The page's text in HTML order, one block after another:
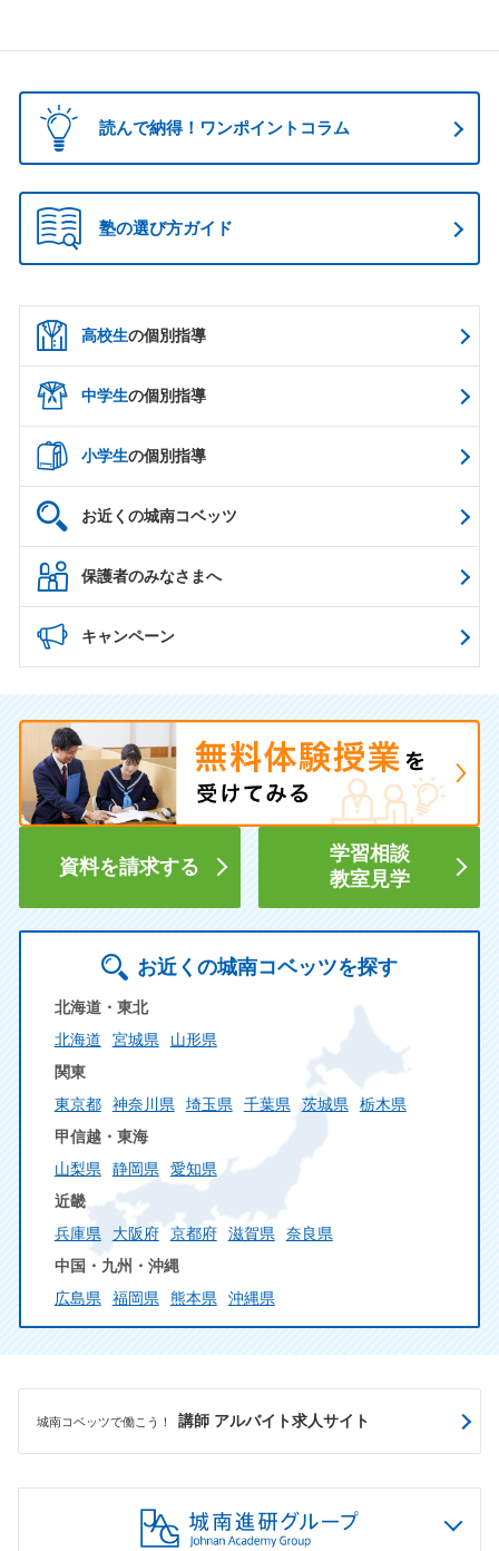
読んで納得！ワンポイントコラム
塾の選び方ガイド
高校生の個別指導
中学生の個別指導
小学生の個別指導
お近くの城南コベッツ
保護者のみなさまへ
キャンペーン
資料を請求する
学習相談
教室見学
お近くの城南コベッツを探す
北海道・東北
北海道
宮城県
山形県
関東
東京都
神奈川県 埼玉県 千葉県 茨城県
栃木県
甲信越・東海
山梨県
静岡県
愛知県
近畿
兵庫県
大阪府 京都府 滋賀県
奈良県
中国・九州・沖縄
広島県
福岡県 熊本県 沖縄県
城南コベッツで働こう！ 講師 アルバイト求人サイト